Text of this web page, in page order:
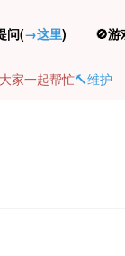
问(→这里) 🚫游
家一起帮忙🔨维护